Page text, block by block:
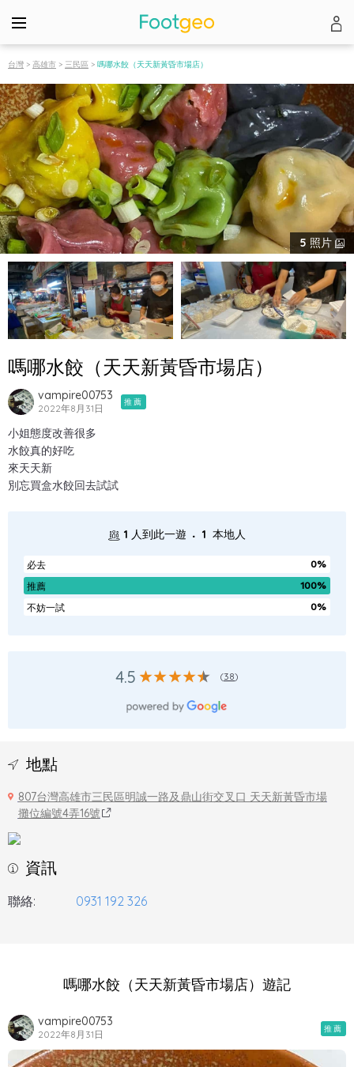
台灣 > 高雄市 > 三民區 > 嗎哪水餃（天天新黃昏市場店）
5 照片
嗎哪水餃（天天新黃昏市場店）
vampire00753
2022年8月31日
推薦
小姐態度改善很多
水餃真的好吃
來天天新
別忘買盒水餃回去試試
1 人到此一遊 . 1 本地人
必去
0%
推薦
100%
不妨一試
0%
4.5 (38)
地點
807台灣高雄市三民區明誠一路及鼎山街交叉口 天天新黃昏市場
攤位編號4弄16號
資訊
聯絡: 0931 192 326
嗎哪水餃（天天新黃昏市場店）遊記
vampire00753
2022年8月31日 推薦